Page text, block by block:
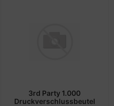
3rd Party 1.000
Druckverschlussbeutel